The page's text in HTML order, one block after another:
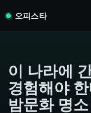
오피스타
이 나라에
경험해야
밤문화 명